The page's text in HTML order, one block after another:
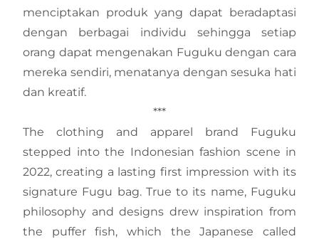
menciptakan produk yang dapat beradaptasi
dengan berbagai individu sehingga setiap
orang dapat mengenakan Fuguku dengan cara
mereka sendiri, menatanya dengan sesuka hati
dan kreatif.
***
The clothing and apparel brand Fuguku
stepped into the Indonesian fashion scene in
2022, creating a lasting first impression with its
signature Fugu bag. True to its name, Fuguku
philosophy and designs drew inspiration from
the puffer fish, which the Japanese called